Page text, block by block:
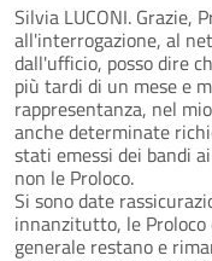
Silvia LUCONI. Grazie,
all'interrogazione, al
dall'ufficio, posso dire
più tardi di un mese e
rappresentanza, nel
anche determinate
stati emessi dei bandi
non le Proloco.
Si sono date
innanzitutto, le Proloco
generale restano e